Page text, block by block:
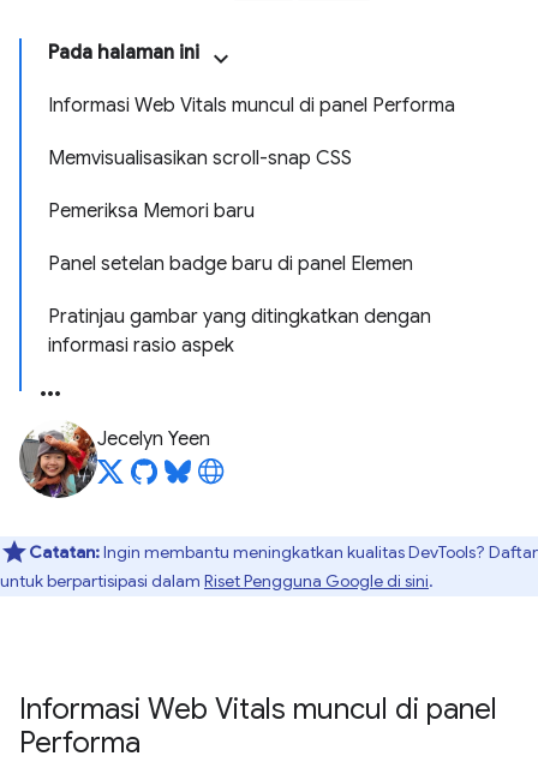
Pada halaman ini
Informasi Web Vitals muncul di panel Performa
Memvisualisasikan scroll-snap CSS
Pemeriksa Memori baru
Panel setelan badge baru di panel Elemen
Pratinjau gambar yang ditingkatkan dengan
informasi rasio aspek
Jecelyn Yeen
Catatan:Ingin membantu meningkatkan kualitas DevTools? Daftar
untuk berpartisipasi dalam Riset Pengguna Google di sini.
Informasi Web Vitals muncul di panel
Performa